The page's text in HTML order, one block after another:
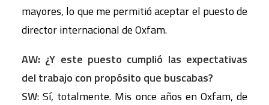
mayores, lo que me permitió aceptar el puesto de
director internacional de Oxfam.
AW: ¿Y este puesto cumplió las expectativas
del trabajo con propósito que buscabas?
SW: Sí, totalmente. Mis once años en Oxfam, de